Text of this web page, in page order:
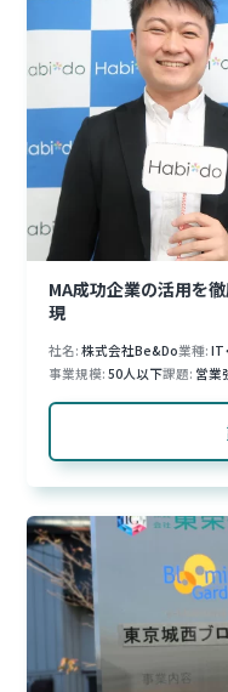
MA成功企業の活用を
現
社名 株式会社Be&Do業種 IT
事業規模 50人以下課題 営業